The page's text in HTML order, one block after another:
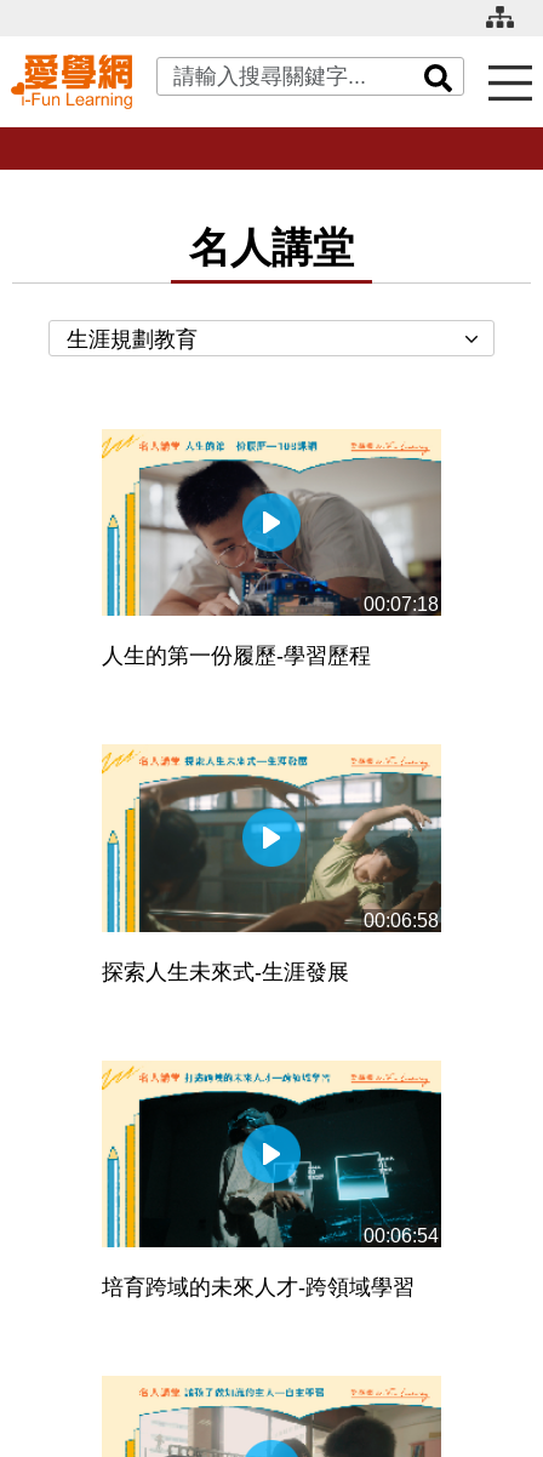
關鍵字搜尋
名人講堂
生涯規劃教育
00:07:18
人生的第一份履歷-學習歷程
00:06:58
探索人生未來式-生涯發展
00:06:54
培育跨域的未來人才-跨領域學習